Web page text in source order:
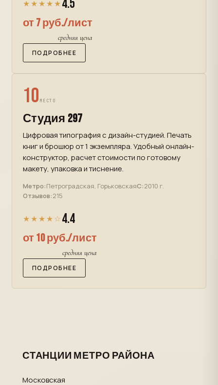
★★★★★ 4.5
от 7 руб./лист
средняя цена
ПОДРОБНЕЕ
10 МЕСТО
Студия 297
Цифровая типография с дизайн-студией. Печать
книг и брошюр от 1 экземпляра. Удобный онлайн-
конструктор, расчет стоимости по готовому
макету, упаковка и тиснение.
Метро:Петроградская, ГорьковскаяС:2010 г.
Отзывов:215
★★★★☆ 4.4
от 10 руб./лист
средняя цена
ПОДРОБНЕЕ
СТАНЦИИ МЕТРО РАЙОНА
Московская